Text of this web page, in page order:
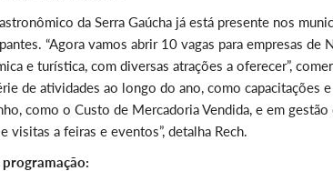
da Serra Gaúcha já está presente nos
“Agora vamos abrir 10 vagas para empresas
e turística, com diversas atrações a oferecer”,
de atividades ao longo do ano, como capacitações
como o Custo de Mercadoria Vendida, e em
visitas a feiras e eventos”, detalha Rech.